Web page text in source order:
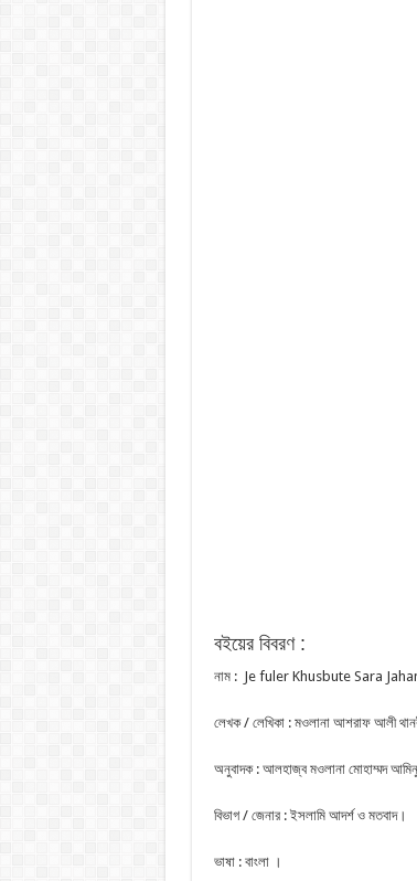
বইয়ের বিবরণ :
নাম : Je fuler Khusbute Sara Jahan
লেখক / লেখিকা : মওলানা আশরাফ আলী
অনুবাদক : আলহাজ্ব মওলানা
বিভাগ / জেনার : ইসলামি আদর্শ ও মতবাদ।
ভাষা : বাংলা ।